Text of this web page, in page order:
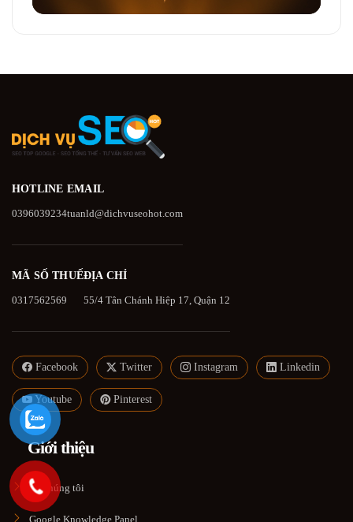
HOTLINE
0396039234
EMAIL
tuanld@dichvuseohot.com
MÃ SỐ THUẾ
0317562569
ĐỊA CHỈ
55/4 Tân Chánh Hiệp 17, Quận 12
Facebook Twitter Instagram Linkedin
Youtube Pinterest
Giới thiệu
Về chúng tôi
Google Knowledge Panel